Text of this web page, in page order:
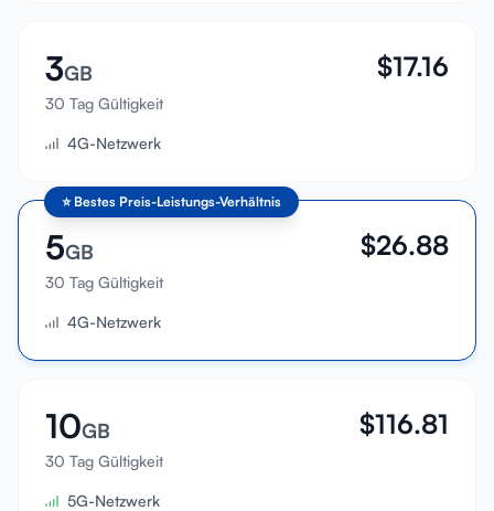
3GB
30 Tag Gültigkeit
$17.16
4G-Netzwerk
⭐ Bestes Preis-Leistungs-Verhältnis
5GB
30 Tag Gültigkeit
$26.88
4G-Netzwerk
10GB
30 Tag Gültigkeit
$116.81
5G-Netzwerk